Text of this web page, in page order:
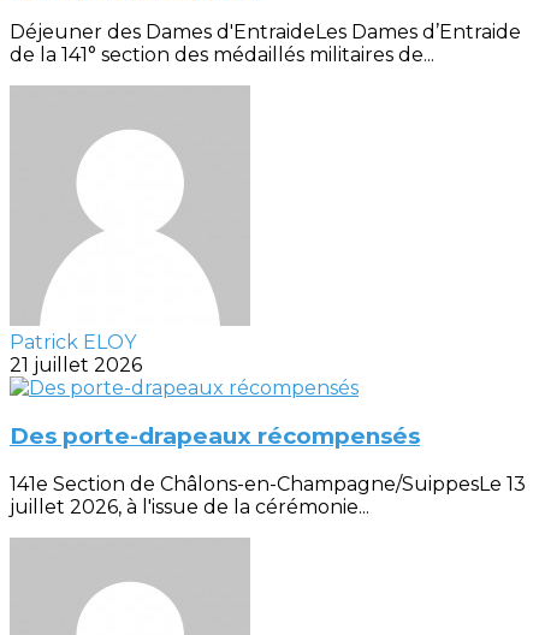
Déjeuner des Dames d'EntraideLes Dames d’Entraide
de la 141° section des médaillés militaires de...
Patrick ELOY
21 juillet 2026
Des porte-drapeaux récompensés
141e Section de Châlons-en-Champagne/SuippesLe 13
juillet 2026, à l'issue de la cérémonie...